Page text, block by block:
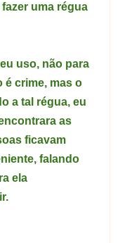
uma régua
uso, não para
é crime, mas o
a tal régua, eu
as
ficavam
falando
ela